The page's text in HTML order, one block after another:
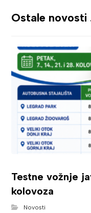
Ostale novosti
Testne vožnje
kolovoza
Novosti